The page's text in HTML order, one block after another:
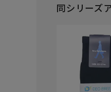
同シリーズ